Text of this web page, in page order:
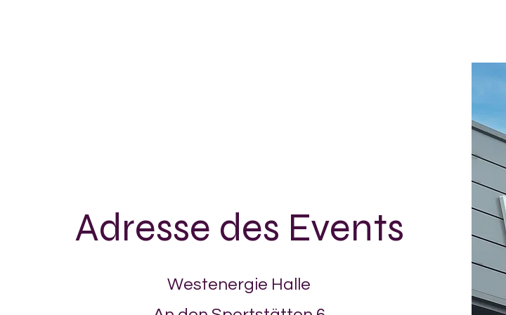
Adresse des Events
Westenergie Halle